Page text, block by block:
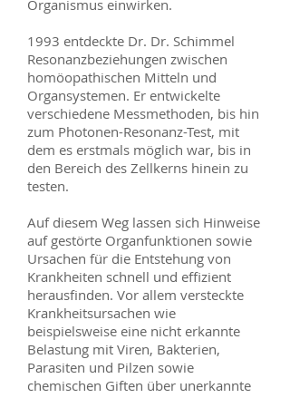
Organismus einwirken.
1993 entdeckte Dr. Dr. Schimmel
Resonanzbeziehungen zwischen
homöopathischen Mitteln und
Organsystemen. Er entwickelte
verschiedene Messmethoden, bis hin
zum Photonen-Resonanz-Test, mit
dem es erstmals möglich war, bis in
den Bereich des Zellkerns hinein zu
testen.
Auf diesem Weg lassen sich Hinweise
auf gestörte Organfunktionen sowie
Ursachen für die Entstehung von
Krankheiten schnell und effizient
herausfinden. Vor allem versteckte
Krankheitsursachen wie
beispielsweise eine nicht erkannte
Belastung mit Viren, Bakterien,
Parasiten und Pilzen sowie
chemischen Giften über unerkannte